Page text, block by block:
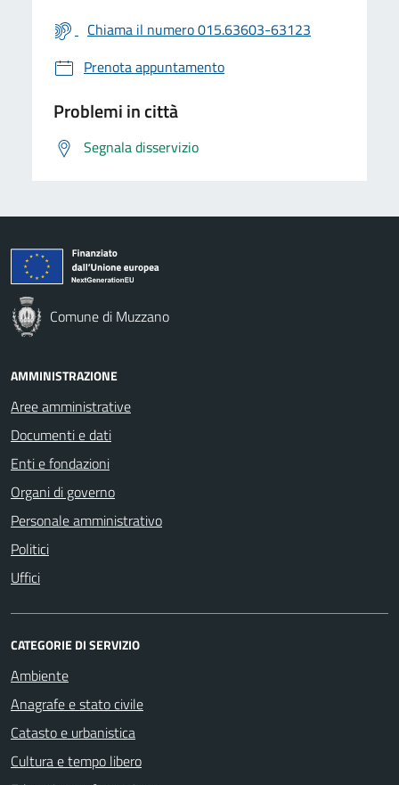
Chiama il numero 015.63603-63123
Prenota appuntamento
Problemi in città
Segnala disservizio
Comune di Muzzano
AMMINISTRAZIONE
Aree amministrative
Documenti e dati
Enti e fondazioni
Organi di governo
Personale amministrativo
Politici
Uffici
CATEGORIE DI SERVIZIO
Ambiente
Anagrafe e stato civile
Catasto e urbanistica
Cultura e tempo libero